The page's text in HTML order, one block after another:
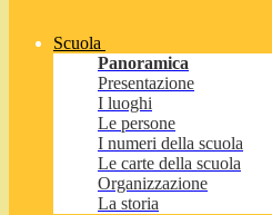
Scuola
Panoramica
Presentazione
I luoghi
Le persone
I numeri della scuola
Le carte della scuola
Organizzazione
La storia